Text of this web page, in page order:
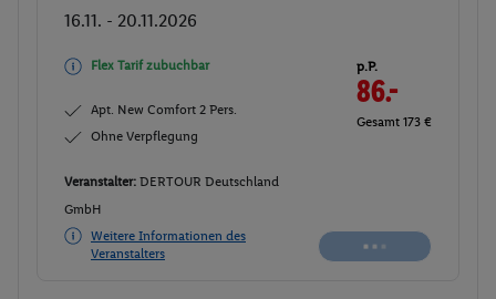
16.11. - 20.11.2026
Flex Tarif zubuchbar
Apt. New Comfort 2 Pers.
Ohne Verpflegung
p.P.
86.-
Gesamt 173 €
Veranstalter: DERTOUR Deutschland
GmbH
Weitere Informationen des
Veranstalters
verfügbar